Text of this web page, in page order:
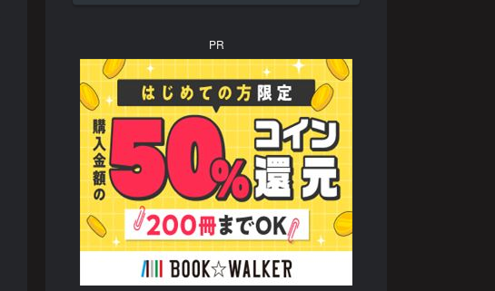
PR